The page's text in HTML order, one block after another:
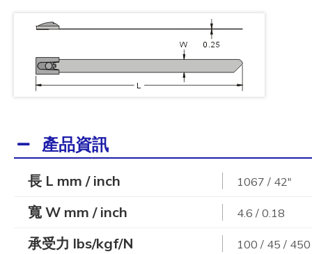
產品資訊
長 L mm / inch 1067 / 42"
寬 W mm / inch 4.6 / 0.18
承受力 lbs/kgf/N 100 / 45 / 450